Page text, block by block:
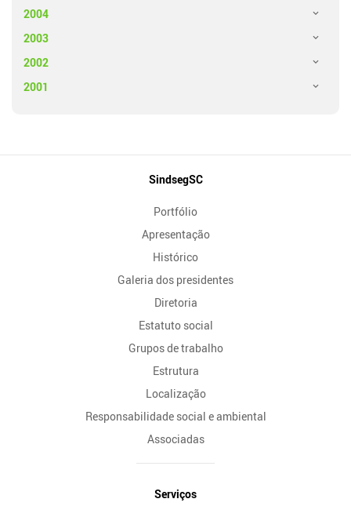
2004
2003
2002
2001
SindsegSC
Portfólio
Apresentação
Histórico
Galeria dos presidentes
Diretoria
Estatuto social
Grupos de trabalho
Estrutura
Localização
Responsabilidade social e ambiental
Associadas
Serviços